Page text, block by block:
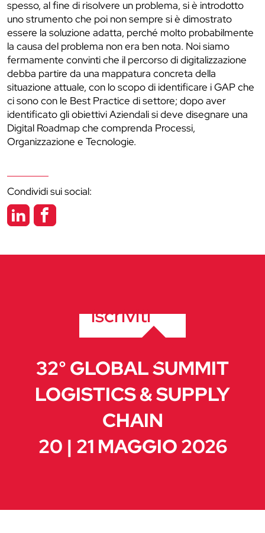
spesso, al fine di risolvere un problema, si è introdotto
uno strumento che poi non sempre si è dimostrato
essere la soluzione adatta, perché molto probabilmente
la causa del problema non era ben nota. Noi siamo
fermamente convinti che il percorso di digitalizzazione
debba partire da una mappatura concreta della
situazione attuale, con lo scopo di identificare i GAP che
ci sono con le Best Practice di settore; dopo aver
identificato gli obiettivi Aziendali si deve disegnare una
Digital Roadmap che comprenda Processi,
Organizzazione e Tecnologie.
Condividi sui social:
iscriviti
32° GLOBAL SUMMIT
LOGISTICS & SUPPLY
CHAIN
20 | 21 MAGGIO 2026